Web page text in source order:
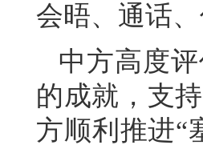
会晤、通话
中方高度
的成就，支
方顺利推进“